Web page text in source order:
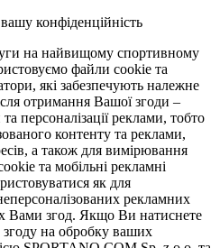
конфіденційність
на найвищому спортивному
файли cookie та
які забезпечують належне
отримання Вашої згоди –
персоналізації реклами, тобто
контенту та реклами,
а також для вимірювання
та мобільні рекламні
як для
рекламних
Вами згод. Якщо Ви натиснете
на обробку ваших